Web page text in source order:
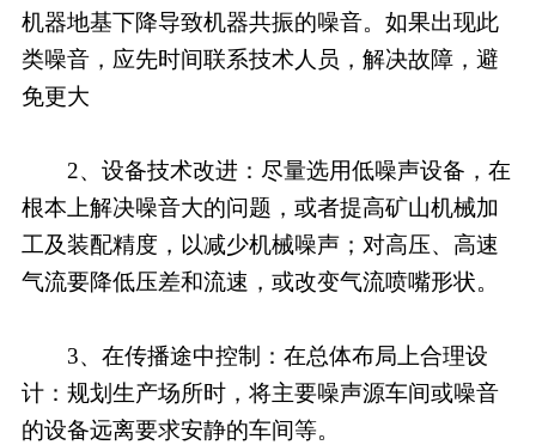
机器地基下降导致机器共振的噪音。如果出现此
类噪音，应先时间联系技术人员，解决故障，避
免更大
2、设备技术改进：尽量选用低噪声设备，在
根本上解决噪音大的问题，或者提高矿山机械加
工及装配精度，以减少机械噪声；对高压、高速
气流要降低压差和流速，或改变气流喷嘴形状。
3、在传播途中控制：在总体布局上合理设
计：规划生产场所时，将主要噪声源车间或噪音
的设备远离要求安静的车间等。